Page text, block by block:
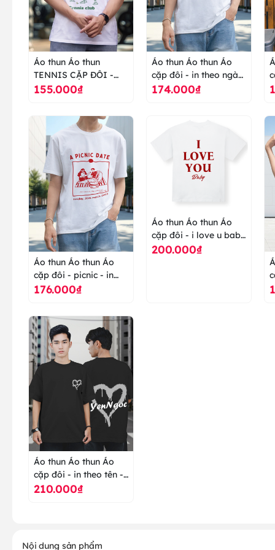
Áo thun Áo thun
TENNIS CẶP ĐÔI -
MÙA HÈ - áo thun cao
155.000₫
Áo thun Áo thun Áo
cặp đôi - in theo ngày
kỉ niệm - nhảy nhót -
174.000₫
Áo thun Áo thun Áo
cặp đôi - picnic - in
theo ngày kỷ niệm -
176.000₫
Áo thun Áo thun Áo
cặp đôi - i love u baby
- couple - áo thun cao
200.000₫
Áo thun Áo thun Áo
cặp đôi - in theo tên -
trái tim - áo thun cao
210.000₫
Nội dung sản phẩm